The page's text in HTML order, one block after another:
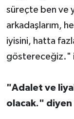
süreçte ben ve
arkadaşlarım,
iyisini, hatta
göstereceğiz."
"Adalet ve
olacak." diyen